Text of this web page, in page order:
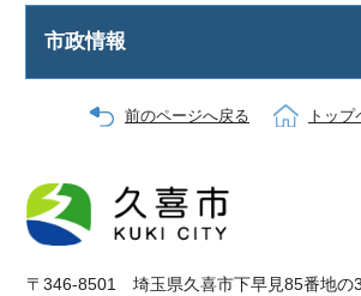
市政情報
前のページへ戻る トッ
〒346-8501 埼玉県久喜市下早見85番地の3